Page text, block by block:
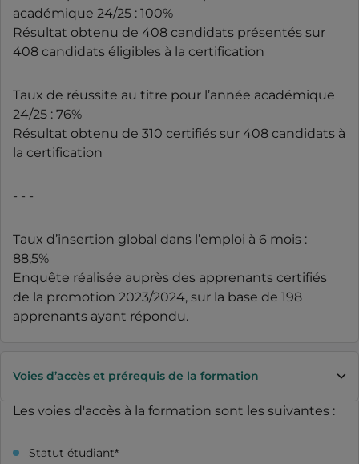
académique 24/25 : 100%
Résultat obtenu de 408 candidats présentés sur
408 candidats éligibles à la certification
Taux de réussite au titre pour l’année académique
24/25 : 76%
Résultat obtenu de 310 certifiés sur 408 candidats à
la certification
- - -
Taux d’insertion global dans l’emploi à 6 mois :
88,5%
Enquête réalisée auprès des apprenants certifiés
de la promotion 2023/2024, sur la base de 198
apprenants ayant répondu.
Voies d’accès et prérequis de la formation
Les voies d'accès à la formation sont les suivantes :
Statut étudiant*